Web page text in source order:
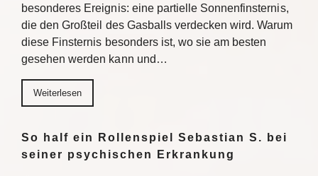
besonderes Ereignis: eine partielle Sonnenfinsternis,
die den Großteil des Gasballs verdecken wird. Warum
diese Finsternis besonders ist, wo sie am besten
gesehen werden kann und…
Weiterlesen
So half ein Rollenspiel Sebastian S. bei
seiner psychischen Erkrankung